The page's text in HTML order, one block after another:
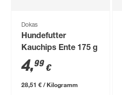
Dokas
Hundefutter
Kauchips Ente 175 g
4,99 €
28,51 € / Kilogramm